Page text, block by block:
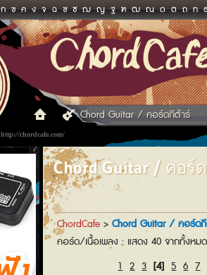
ก ข ค ง จ ฉ ช ซ ฌ ญ ฐ ฑ ฒ ณ ด ต ถ ท
http://chordcafe.com/
Chord Guitar / คอร์ดกีต้าร์
Chord Guitar / คอร์
ChordCafe > Chord Guitar / คอร์ด
คอร์ด/เนื้อเพลง : แสดง 40 จากทั้งหม
1 2 3 [4] 5 6 7